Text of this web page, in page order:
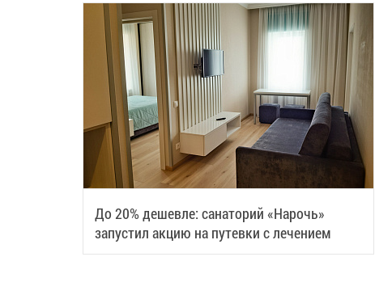
До 20% дешевле: санаторий «Нарочь»
запустил акцию на путевки с лечением